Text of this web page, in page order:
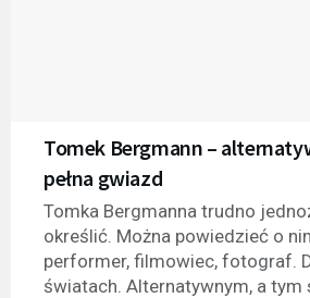
Tomek Bergmann –
pełna gwiazd
Tomka Bergmanna trudno
określić. Można powiedzieć o
performer, filmowiec, fotograf.
światach. Alternatywnym, a tym